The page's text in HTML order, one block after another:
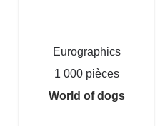
Eurographics
1 000 pièces
World of dogs